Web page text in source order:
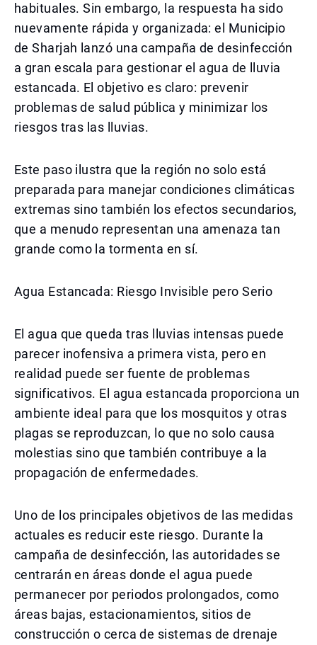
habituales. Sin embargo, la respuesta ha sido
nuevamente rápida y organizada: el Municipio
de Sharjah lanzó una campaña de desinfección
a gran escala para gestionar el agua de lluvia
estancada. El objetivo es claro: prevenir
problemas de salud pública y minimizar los
riesgos tras las lluvias.
Este paso ilustra que la región no solo está
preparada para manejar condiciones climáticas
extremas sino también los efectos secundarios,
que a menudo representan una amenaza tan
grande como la tormenta en sí.
Agua Estancada: Riesgo Invisible pero Serio
El agua que queda tras lluvias intensas puede
parecer inofensiva a primera vista, pero en
realidad puede ser fuente de problemas
significativos. El agua estancada proporciona un
ambiente ideal para que los mosquitos y otras
plagas se reproduzcan, lo que no solo causa
molestias sino que también contribuye a la
propagación de enfermedades.
Uno de los principales objetivos de las medidas
actuales es reducir este riesgo. Durante la
campaña de desinfección, las autoridades se
centrarán en áreas donde el agua puede
permanecer por periodos prolongados, como
áreas bajas, estacionamientos, sitios de
construcción o cerca de sistemas de drenaje